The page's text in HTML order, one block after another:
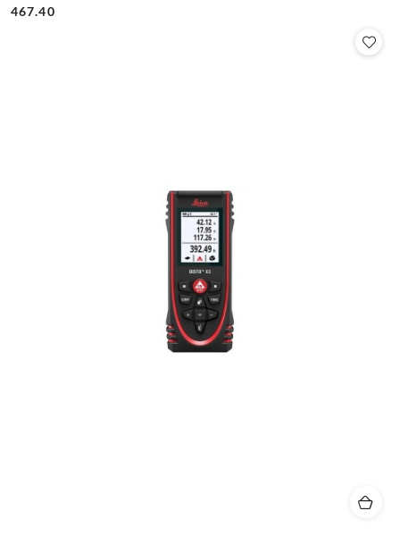
Cena:
Cena:
467.40